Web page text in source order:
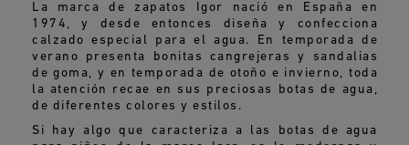
La marca de zapatos Igor nació en España en
1974, y desde entonces diseña y confecciona
calzado especial para el agua. En temporada de
verano presenta bonitas cangrejeras y sandalias
de goma, y en temporada de otoño e invierno, toda
la atención recae en sus preciosas botas de agua,
de diferentes colores y estilos.
Si hay algo que caracteriza a las botas de agua